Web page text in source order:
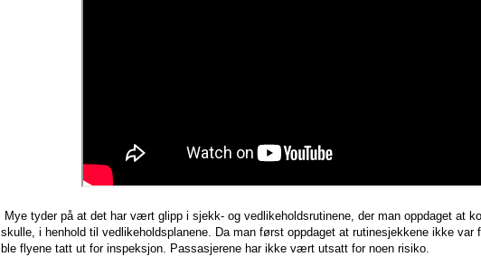
Mye tyder på at det har vært glipp i sjekk- og vedlikeholdsrutinene, der man oppdaget at
skulle, i henhold til vedlikeholdsplanene. Da man først oppdaget at rutinesjekkene ikke var
ble flyene tatt ut for inspeksjon. Passasjerene har ikke vært utsatt for noen risiko.